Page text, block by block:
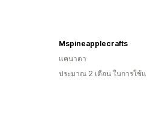
Mspineapplecrafts
แคนาดา
ประมาณ 2 เดือน ในการใช้